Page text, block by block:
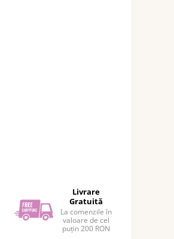
Livrare
Gratuită
La comenzile în
valoare de cel
puțin 200 RON